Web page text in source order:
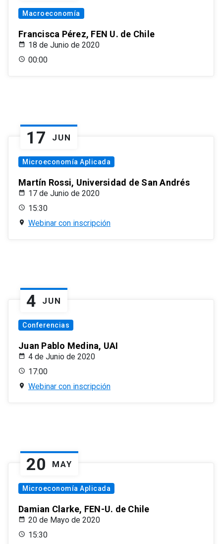
Macroeconomía
Francisca Pérez, FEN U. de Chile
18 de Junio de 2020
00:00
17 JUN
Microeconomía Aplicada
Martín Rossi, Universidad de San Andrés
17 de Junio de 2020
15:30
Webinar con inscripción
4 JUN
Conferencias
Juan Pablo Medina, UAI
4 de Junio de 2020
17:00
Webinar con inscripción
20 MAY
Microeconomía Aplicada
Damian Clarke, FEN-U. de Chile
20 de Mayo de 2020
15:30